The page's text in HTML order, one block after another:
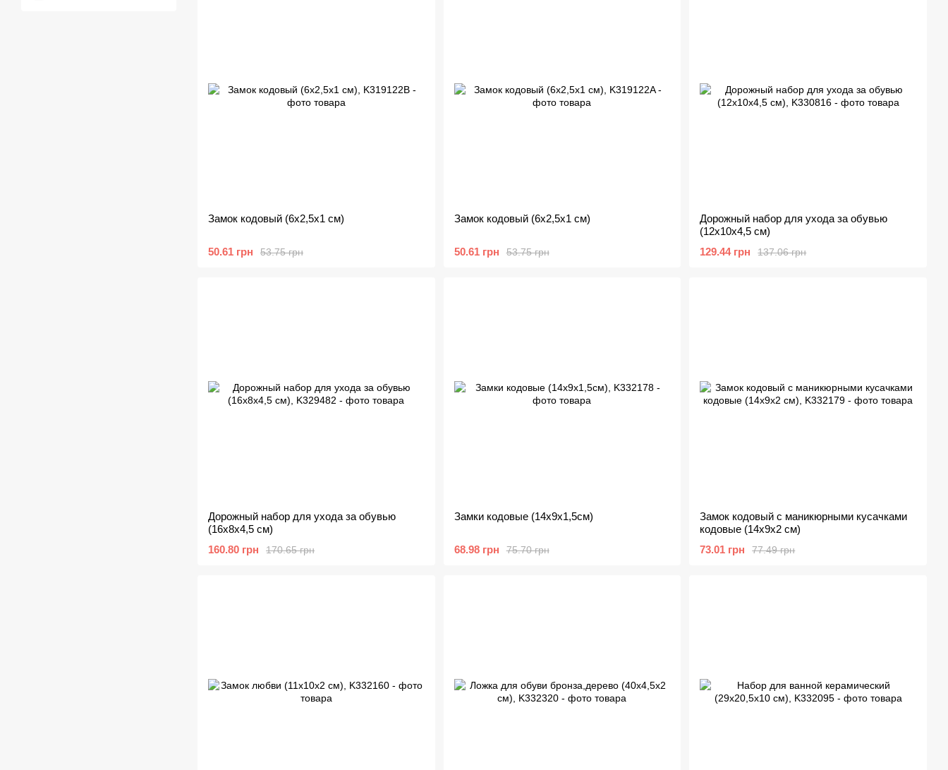
Замок кодовый (6х2,5х1 см)
53.75 грн
50.61 грн
Замок кодовый (6х2,5х1 см)
53.75 грн
50.61 грн
Дорожный набор для ухода за обувью
(12х10х4,5 см)
137.06 грн
129.44 грн
Дорожный набор для ухода за обувью
(16х8х4,5 см)
170.65 грн
160.80 грн
Замки кодовые (14х9х1,5см)
75.70 грн
68.98 грн
Замок кодовый с маникюрными кусачками
кодовые (14х9х2 см)
77.49 грн
73.01 грн